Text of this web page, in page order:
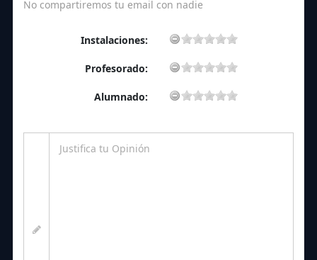
No compartiremos tu email con nadie
Instalaciones:
Profesorado:
Alumnado: